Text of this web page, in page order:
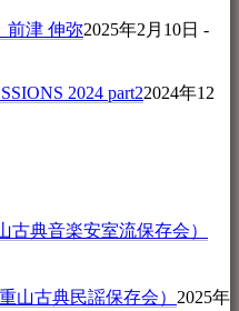
前津 伸弥2025年2月10日 -
2024 part22024年12
典音楽安室流保存会）
山古典民謡保存会） 2025年